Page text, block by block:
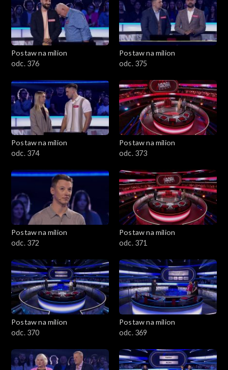
Postaw na milion
odc. 376
Postaw na milion
odc. 375
Postaw na milion
odc. 374
Postaw na milion
odc. 373
Postaw na milion
odc. 372
Postaw na milion
odc. 371
Postaw na milion
odc. 370
Postaw na milion
odc. 369